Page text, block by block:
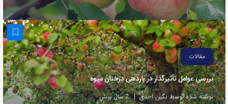
مقالات
بررسی عوامل تأثیرگذار در باردهی درختان میوه
نوشته شده توسط نگین احدی 2 سال پیش